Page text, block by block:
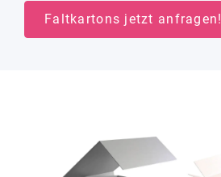
Faltkartons jetzt anfragen!